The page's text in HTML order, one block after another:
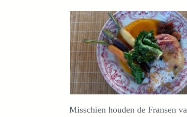
Misschien houden de Fransen